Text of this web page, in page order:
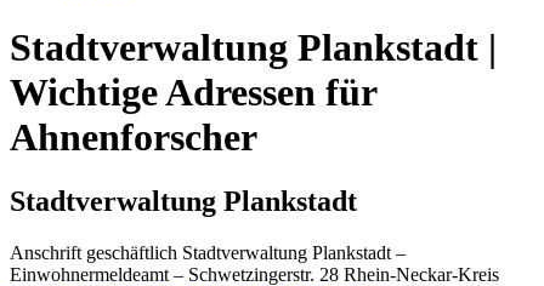
Stadtverwaltung Plankstadt |
Wichtige Adressen für
Ahnenforscher
Stadtverwaltung Plankstadt
Anschrift geschäftlich Stadtverwaltung Plankstadt –
Einwohnermeldeamt – Schwetzingerstr. 28 Rhein-Neckar-Kreis